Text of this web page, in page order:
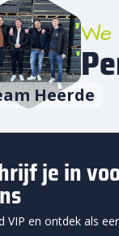
Heerde
je in
VIP en ontdek als